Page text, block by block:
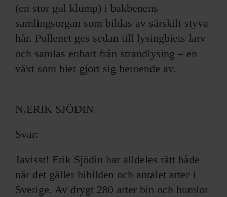
(en stor gul klump) i bakbenens
samlingsorgan som bildas av särskilt styva
hår. Pollenet ges sedan till lysingbiets larv
och samlas enbart från strandlysing – en
växt som biet gjort sig beroende av.
N.ERIK SJÖDIN
Svar:
Javisst! Erik Sjödin har alldeles rätt både
när det gäller bibilden och antalet arter i
Sverige. Av drygt 280 arter bin och humlor